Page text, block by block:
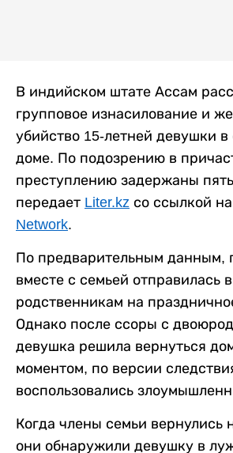
В индийском штате Ассам
групповое изнасилование и
убийство 15-летней девушки в
доме. По подозрению в
преступлению задержаны
передает Liter.kz со ссылкой на
Network.
По предварительным данным,
вместе с семьей отправилась
родственникам на
Однако после ссоры с
девушка решила вернуться
моментом, по версии
воспользовались
Когда члены семьи вернулись
они обнаружили девушку в